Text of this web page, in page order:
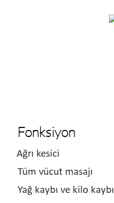
Fonksiyon
Ağrı kesici
Tüm vücut masajı
Yağ kaybı ve kilo kaybı